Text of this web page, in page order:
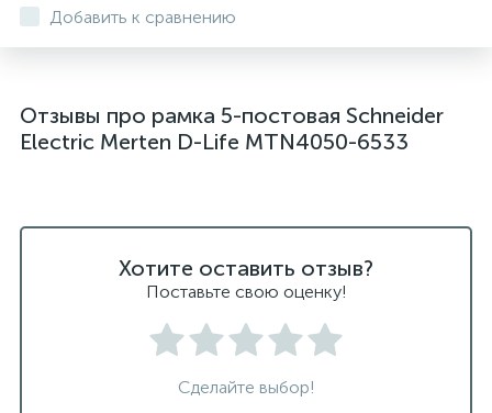
Добавить к сравнению
Отзывы про рамка 5-постовая Schneider
Electric Merten D-Life MTN4050-6533
Хотите оставить отзыв?
Поставьте свою оценку!
Сделайте выбор!